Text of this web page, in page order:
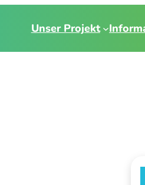
Unser Projekt